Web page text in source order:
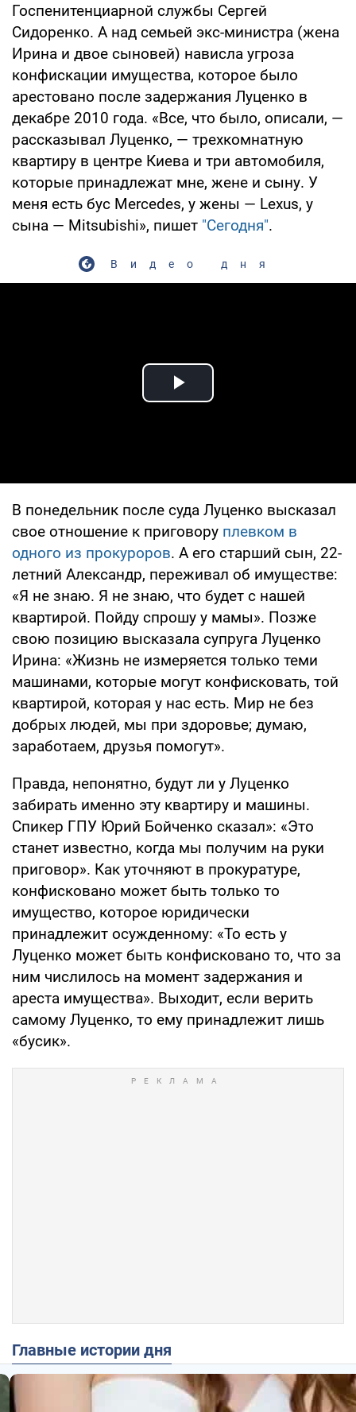
Госпенитенциарной службы Сергей
Сидоренко. А над семьей экс-министра (жена
Ирина и двое сыновей) нависла угроза
конфискации имущества, которое было
арестовано после задержания Луценко в
декабре 2010 года. «Все, что было, описали, —
рассказывал Луценко, — трехкомнатную
квартиру в центре Киева и три автомобиля,
которые принадлежат мне, жене и сыну. У
меня есть бус Mercedes, у жены — Lexus, у
сына — Mitsubishi», пишет "Сегодня".
Видео дня
Play Video
В понедельник после суда Луценко высказал
свое отношение к приговору плевком в
одного из прокуроров. А его старший сын, 22-
летний Александр, переживал об имуществе:
«Я не знаю. Я не знаю, что будет с нашей
квартирой. Пойду спрошу у мамы». Позже
свою позицию высказала супруга Луценко
Ирина: «Жизнь не измеряется только теми
машинами, которые могут конфисковать, той
квартирой, которая у нас есть. Мир не без
добрых людей, мы при здоровье; думаю,
заработаем, друзья помогут».
Правда, непонятно, будут ли у Луценко
забирать именно эту квартиру и машины.
Спикер ГПУ Юрий Бойченко сказал»: «Это
станет известно, когда мы получим на руки
приговор». Как уточняют в прокуратуре,
конфисковано может быть только то
имущество, которое юридически
принадлежит осужденному: «То есть у
Луценко может быть конфисковано то, что за
ним числилось на момент задержания и
ареста имущества». Выходит, если верить
самому Луценко, то ему принадлежит лишь
«бусик».
Главные истории дня